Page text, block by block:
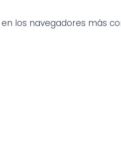
los navegadores más